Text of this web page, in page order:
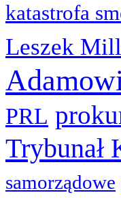
katastrofa
Leszek
PRL
Trybunał
samorządowe